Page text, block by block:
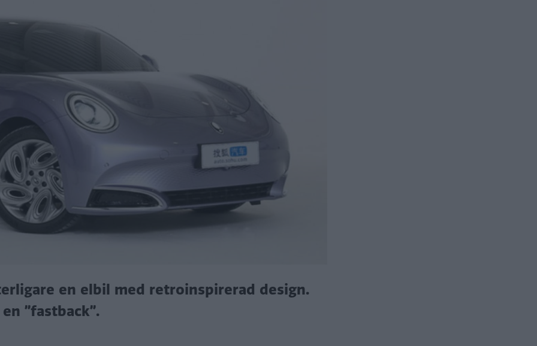
en elbil med retroinspirerad design.
”fastback”.